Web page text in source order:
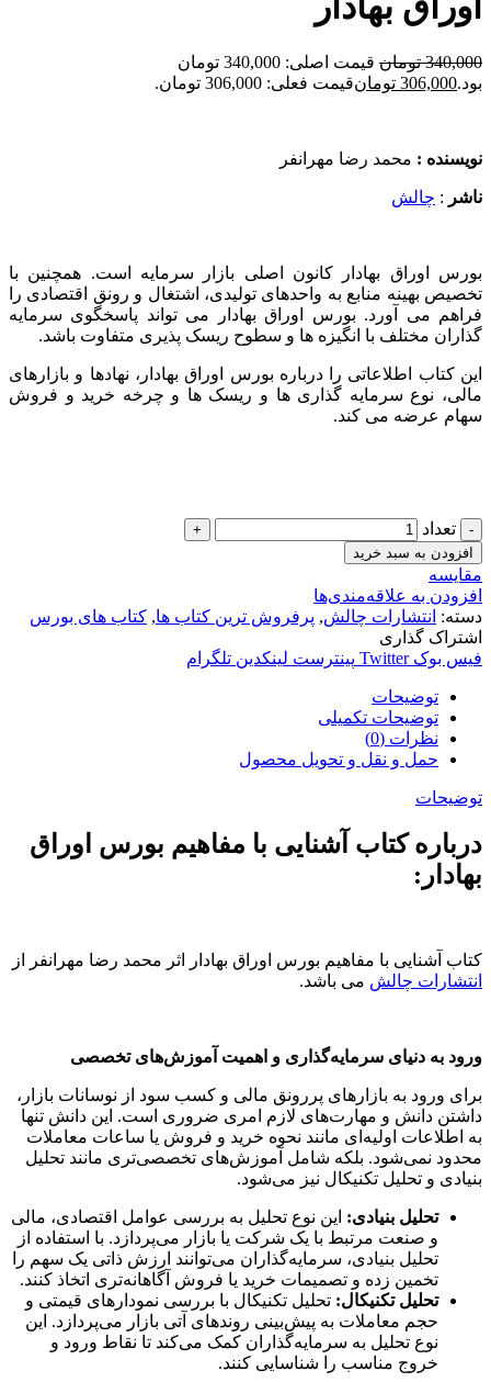
340,000 تومان
قیمت اصلی: 340,000 تومان
بود.306,000 تومانقیمت فعلی: 306,000 تومان.
نویسنده : محمد رضا مهرانفر
ناشر : چالش
بورس اوراق بهادار کانون اصلی بازار سرمایه است. همچنین با
تخصیص بهینه منابع به واحدهای تولیدی، اشتغال و رونق اقتصادی را
فراهم می آورد. بورس اوراق بهادار می تواند پاسخگوی سرمایه
گذاران مختلف با انگیزه ها و سطوح ریسک پذیری متفاوت باشد.
این کتاب اطلاعاتی را درباره بورس اوراق بهادار، نهادها و بازارهای
مالی، نوع سرمایه گذاری ها و ریسک ها و چرخه خرید و فروش
سهام عرضه می کند.
تعداد
افزودن به سبد خرید
مقایسه
افزودن به علاقه‌مندی‌ها
دسته: انتشارات چالش, پرفروش ترین کتاب ها, کتاب های بورس
اشتراک گذاری
فیس بوک Twitter پینترست لینکدین تلگرام
توضیحات
توضیحات تکمیلی
نظرات (0)
حمل و نقل و تحویل محصول
توضیحات
درباره کتاب آشنایی با مفاهیم بورس اوراق
بهادار:
کتاب آشنایی با مفاهیم بورس اوراق بهادار اثر محمد رضا مهرانفر از
انتشارات چالش می باشد.
ورود به دنیای سرمایه‌گذاری و اهمیت آموزش‌های تخصصی
برای ورود به بازارهای پررونق مالی و کسب سود از نوسانات بازار،
داشتن دانش و مهارت‌های لازم امری ضروری است. این دانش تنها
به اطلاعات اولیه‌ای مانند نحوه خرید و فروش یا ساعات معاملات
محدود نمی‌شود. بلکه شامل آموزش‌های تخصصی‌تری مانند تحلیل
بنیادی و تحلیل تکنیکال نیز می‌شود.
تحلیل بنیادی: این نوع تحلیل به بررسی عوامل اقتصادی، مالی
و صنعت مرتبط با یک شرکت یا بازار می‌پردازد. با استفاده از
تحلیل بنیادی، سرمایه‌گذاران می‌توانند ارزش ذاتی یک سهم را
تخمین زده و تصمیمات خرید یا فروش آگاهانه‌تری اتخاذ کنند.
تحلیل تکنیکال: تحلیل تکنیکال با بررسی نمودارهای قیمتی و
حجم معاملات به پیش‌بینی روندهای آتی بازار می‌پردازد. این
نوع تحلیل به سرمایه‌گذاران کمک می‌کند تا نقاط ورود و
خروج مناسب را شناسایی کنند.